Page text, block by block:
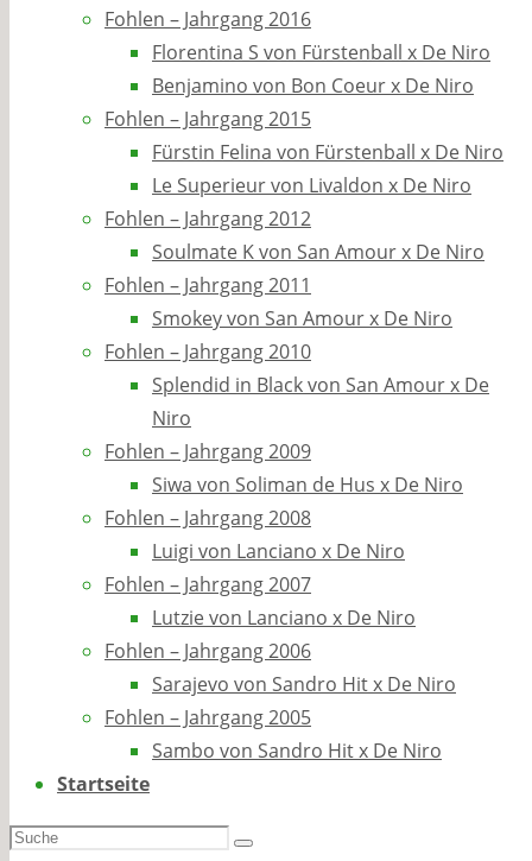
Fohlen – Jahrgang 2016
Florentina S von Fürstenball x De Niro
Benjamino von Bon Coeur x De Niro
Fohlen – Jahrgang 2015
Fürstin Felina von Fürstenball x De Niro
Le Superieur von Livaldon x De Niro
Fohlen – Jahrgang 2012
Soulmate K von San Amour x De Niro
Fohlen – Jahrgang 2011
Smokey von San Amour x De Niro
Fohlen – Jahrgang 2010
Splendid in Black von San Amour x De
Niro
Fohlen – Jahrgang 2009
Siwa von Soliman de Hus x De Niro
Fohlen – Jahrgang 2008
Luigi von Lanciano x De Niro
Fohlen – Jahrgang 2007
Lutzie von Lanciano x De Niro
Fohlen – Jahrgang 2006
Sarajevo von Sandro Hit x De Niro
Fohlen – Jahrgang 2005
Sambo von Sandro Hit x De Niro
Startseite
Suchen
Suche